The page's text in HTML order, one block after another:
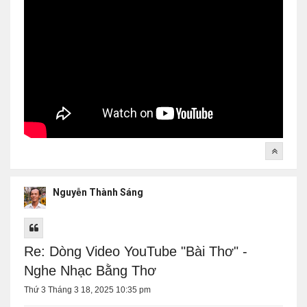
Nguyễn Thành Sáng
Re: Dòng Video YouTube "Bài Thơ" -
Nghe Nhạc Bằng Thơ
Thứ 3 Tháng 3 18, 2025 10:35 pm